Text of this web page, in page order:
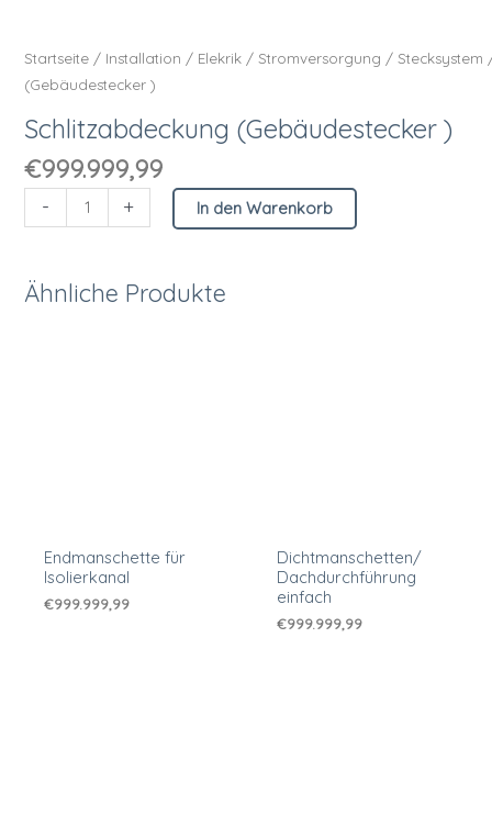
Startseite / Installation / Elekrik /Stromversorgung /Stecksystem
(Gebäudestecker )
Schlitzabdeckung (Gebäudestecker )
€999.999,99
- + In den Warenkorb
Ähnliche Produkte
Endmanschette für
Isolierkanal
€999.999,99
Dichtmanschetten/
Dachdurchführung
einfach
€999.999,99